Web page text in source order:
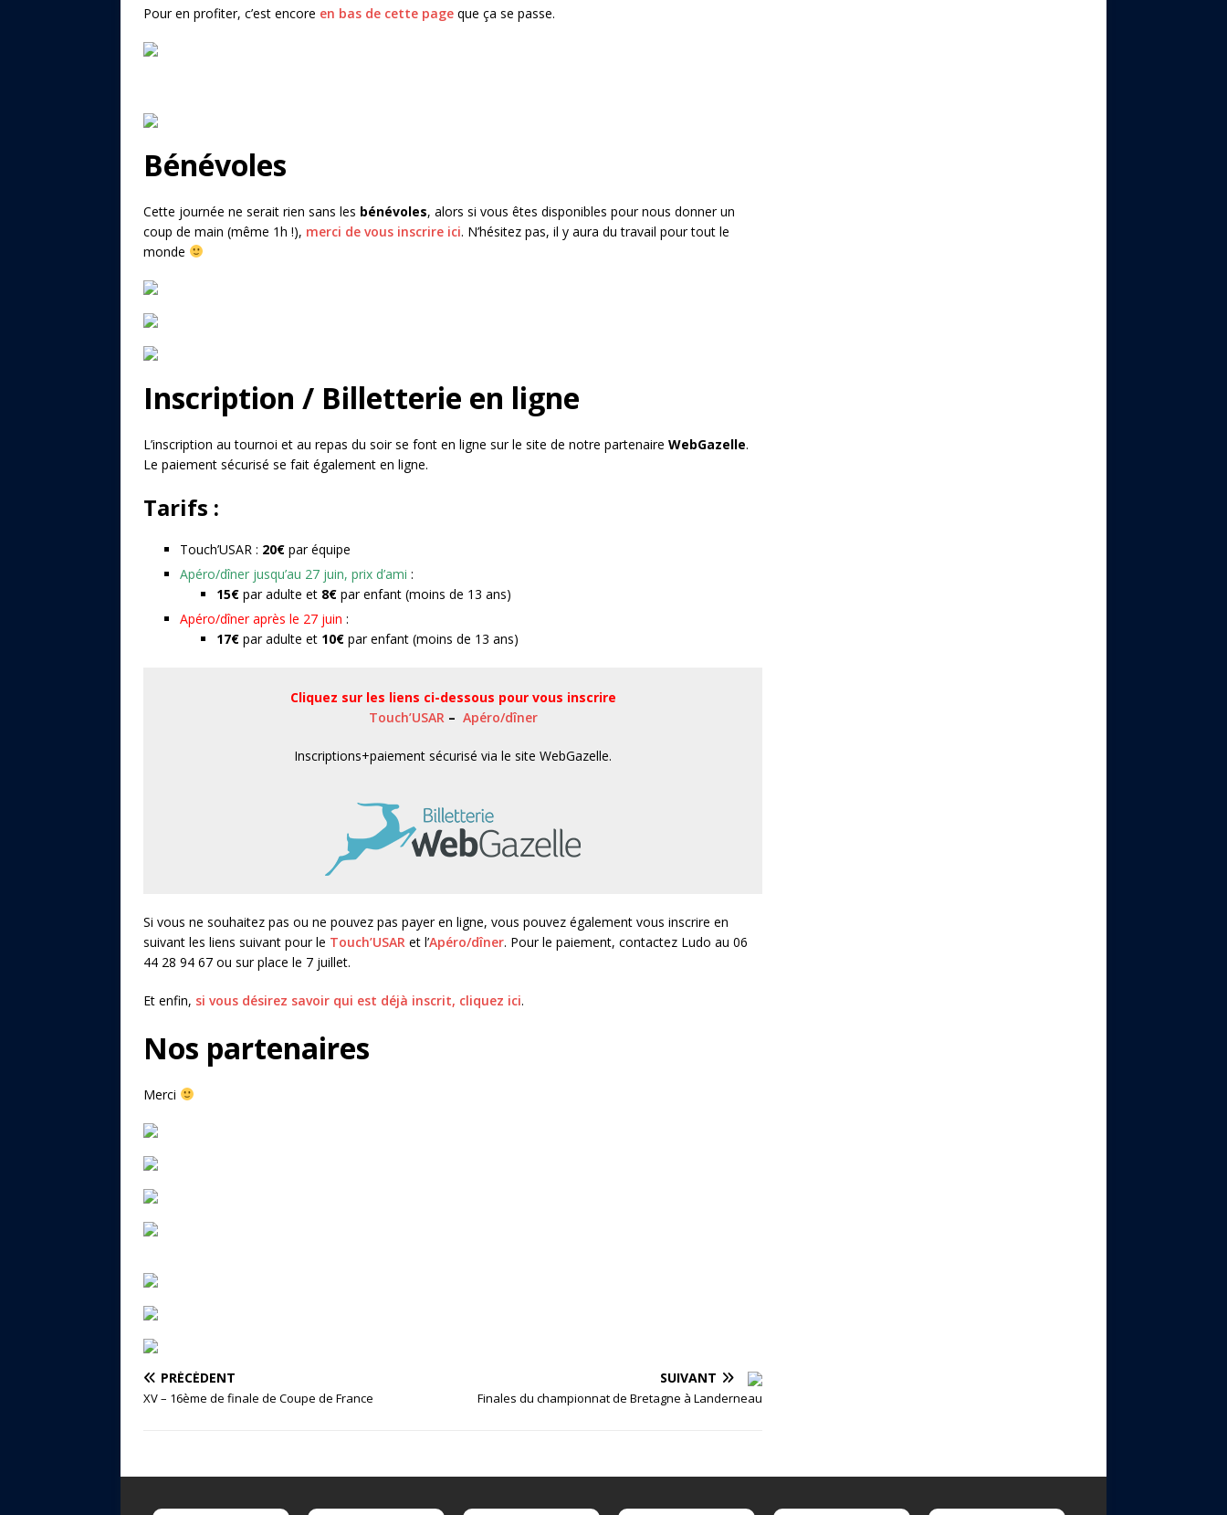
Pour en profiter, c’est encore en bas de cette page que ça se passe.
Bénévoles
Cette journée ne serait rien sans les bénévoles, alors si vous êtes disponibles pour nous donner un
coup de main (même 1h !), merci de vous inscrire ici. N’hésitez pas, il y aura du travail pour tout le
monde
Inscription / Billetterie en ligne
L’inscription au tournoi et au repas du soir se font en ligne sur le site de notre partenaire WebGazelle.
Le paiement sécurisé se fait également en ligne.
Tarifs :
Touch’USAR : 20€ par équipe
Apéro/dîner jusqu’au 27 juin, prix d’ami :
15€ par adulte et 8€ par enfant (moins de 13 ans)
Apéro/dîner après le 27 juin :
17€ par adulte et 10€ par enfant (moins de 13 ans)
Cliquez sur les liens ci-dessous pour vous inscrire
Touch’USAR– Apéro/dîner
Inscriptions+paiement sécuriséviale siteWebGazelle.
Si vous ne souhaitez pas ou ne pouvez pas payer en ligne, vous pouvez également vous inscrire en
suivant les liens suivant pour le Touch’USAR et l’Apéro/dîner. Pour le paiement, contactez Ludo au 06
44 28 94 67 ou sur place le 7 juillet.
Et enfin, si vous désirez savoir qui est déjà inscrit, cliquez ici.
Nos partenaires
Merci
PRÉCÉDENT
XV – 16ème de finale de Coupe de France
SUIVANT
Finales du championnat de Bretagne à Landerneau